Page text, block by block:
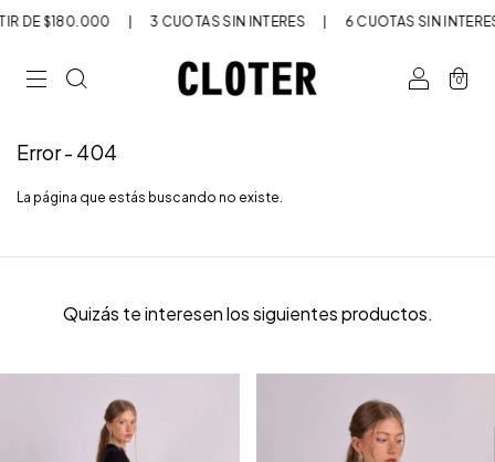
DE $180.000 3 CUOTAS SIN INTERÉS 6 CUOTAS SIN
0
Error - 404
La página que estás buscando no existe.
Quizás te interesen los siguientes productos.